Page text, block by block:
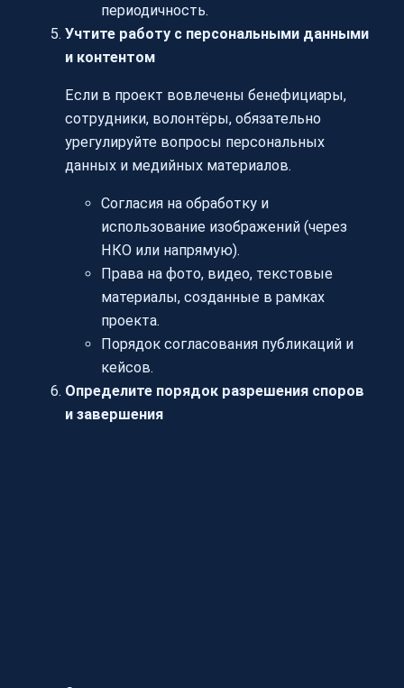
периодичность.
Учтите работу с персональными данными
и контентом
Если в проект вовлечены бенефициары,
сотрудники, волонтёры, обязательно
урегулируйте вопросы персональных
данных и медийных материалов.
Согласия на обработку и
использование изображений (через
НКО или напрямую).
Права на фото, видео, текстовые
материалы, созданные в рамках
проекта.
Порядок согласования публикаций и
кейсов.
Определите порядок разрешения споров
и завершения